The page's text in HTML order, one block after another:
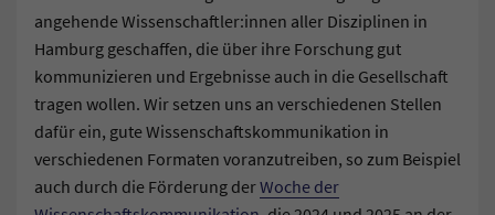
angehende Wissenschaftler:innen aller Disziplinen in
Hamburg geschaffen, die über ihre Forschung gut
kommunizieren und Ergebnisse auch in die Gesellschaft
tragen wollen. Wir setzen uns an verschiedenen Stellen
dafür ein, gute Wissenschaftskommunikation in
verschiedenen Formaten voranzutreiben, so zum Beispiel
auch durch die Förderung derWoche der